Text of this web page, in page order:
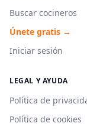
Buscar cocineros
Únete gratis →
Iniciar sesión
LEGAL Y AYUDA
Política de
Política de cookies